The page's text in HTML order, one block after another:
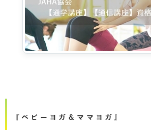
『ベビーヨガ＆ママヨガ』